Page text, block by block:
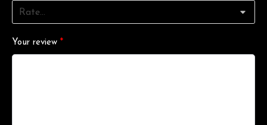
Your review *